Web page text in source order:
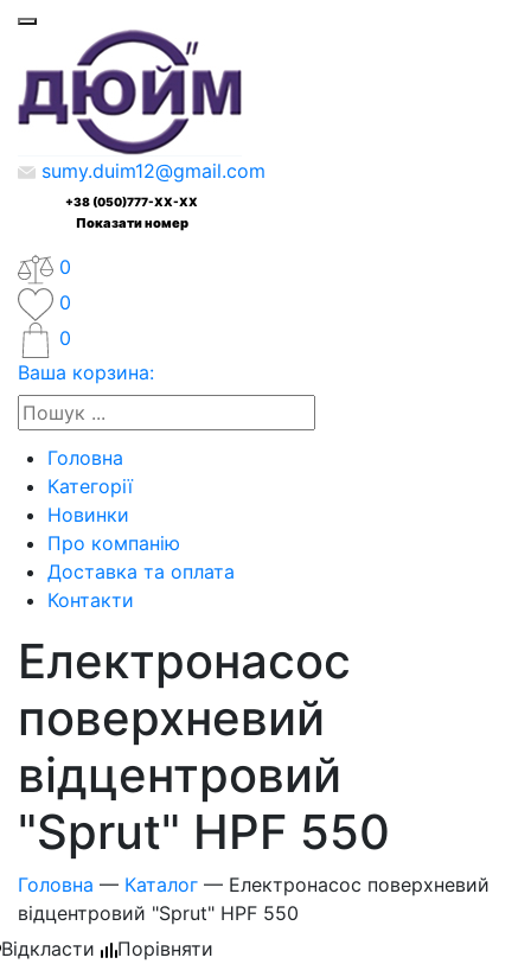
sumy.duim12@gmail.com
+38 (050)777-XX-XX
Показати номер
0
0
0
Ваша корзина:
Головна
Категорії
Новинки
Про компанію
Доставка та оплата
Контакти
Електронасос
поверхневий
відцентровий
"Sprut" HPF 550
Головна — Каталог — Електронасос поверхневий
відцентровий "Sprut" HPF 550
Відкласти
Порівняти